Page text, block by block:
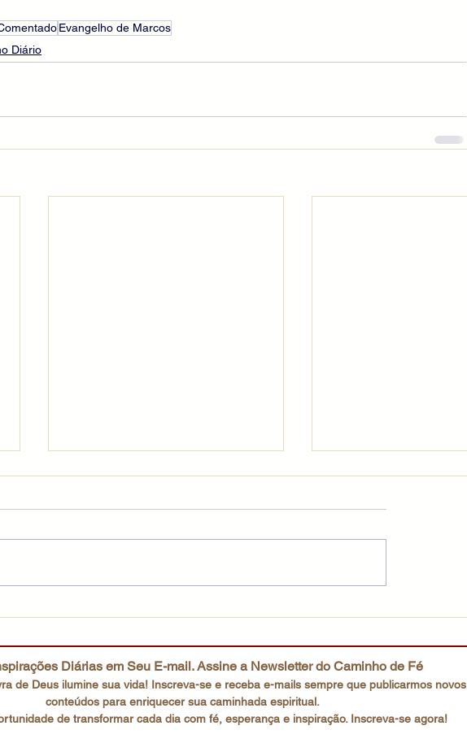
Evangelho de Marcos
Diário
Diárias em Seu E-mail. Assine a Newsletter do Caminho de Fé
de Deus ilumine sua vida! Inscreva-se e receba e-mails sempre que publicarmos novos
conteúdos para enriquecer sua caminhada espiritual.
de transformar cada dia com fé, esperança e inspiração. Inscreva-se agora!